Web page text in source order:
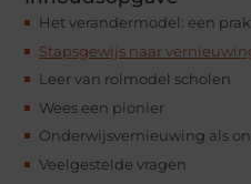
Het verandermodel: een
Stapsgewijs naar
Leer van rolmodel scholen
Wees een pionier
Onderwijsvernieuwing als
Veelgestelde vragen